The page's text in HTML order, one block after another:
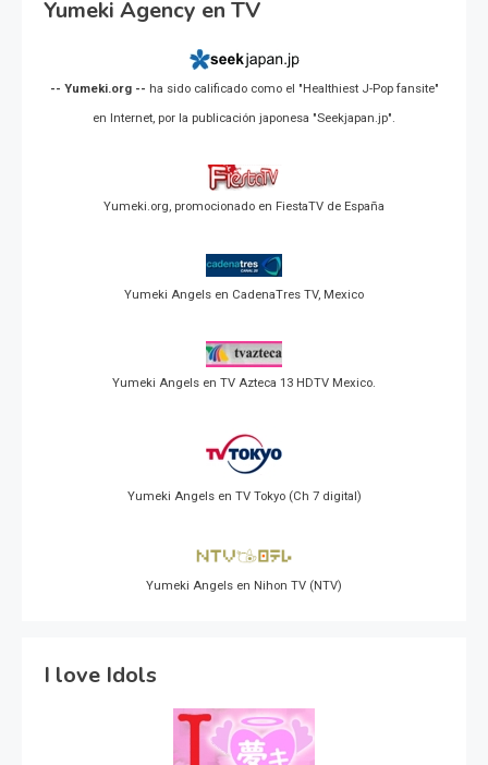
Yumeki Agency en TV
-- Yumeki.org -- ha sido calificado como el "Healthiest J-Pop fansite"
en Internet, por la publicación japonesa "Seekjapan.jp".
Yumeki.org, promocionado en FiestaTV de España
Yumeki Angels en CadenaTres TV, Mexico
Yumeki Angels en TV Azteca 13 HDTV Mexico.
Yumeki Angels en TV Tokyo (Ch 7 digital)
Yumeki Angels en Nihon TV (NTV)
I love Idols